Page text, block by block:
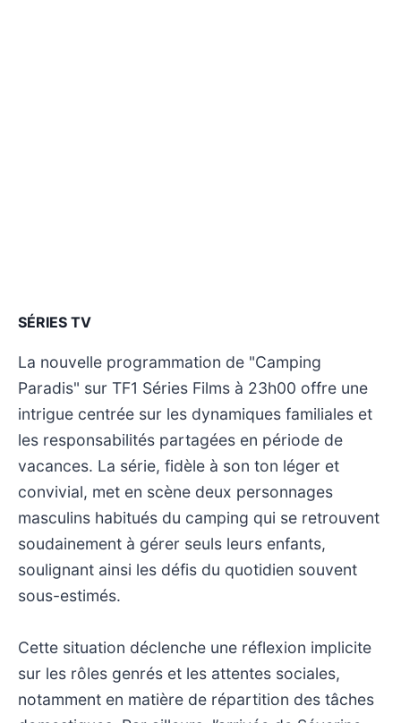
SÉRIES TV
La nouvelle programmation de "Camping
Paradis" sur TF1 Séries Films à 23h00 offre une
intrigue centrée sur les dynamiques familiales et
les responsabilités partagées en période de
vacances. La série, fidèle à son ton léger et
convivial, met en scène deux personnages
masculins habitués du camping qui se retrouvent
soudainement à gérer seuls leurs enfants,
soulignant ainsi les défis du quotidien souvent
sous-estimés.
Cette situation déclenche une réflexion implicite
sur les rôles genrés et les attentes sociales,
notamment en matière de répartition des tâches